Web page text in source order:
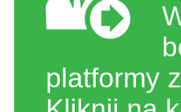
platformy